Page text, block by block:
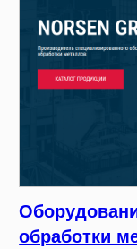
обработки